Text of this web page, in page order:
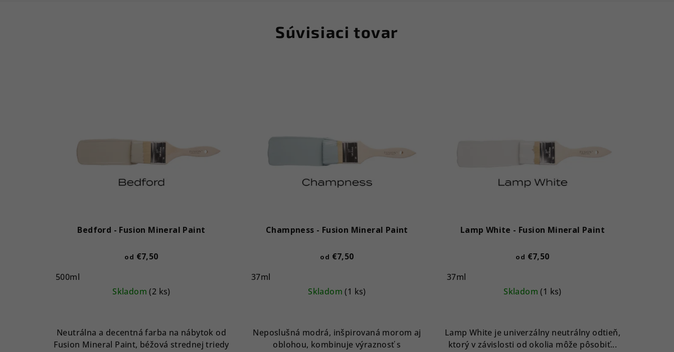
Súvisiaci tovar
Bedford - Fusion Mineral Paint
od €7,50
500ml
Skladom(2 ks)
Neutrálna a decentná farba na nábytok od
Fusion Mineral Paint, béžová strednej triedy
Champness - Fusion Mineral Paint
od €7,50
37ml
Skladom(1 ks)
Neposlušná modrá, inšpirovaná morom aj
oblohou, kombinuje výraznosť s
Lamp White - Fusion Mineral Paint
od €7,50
37ml
Skladom(1 ks)
Lamp White je univerzálny neutrálny odtieň,
ktorý v závislosti od okolia môže pôsobiť...